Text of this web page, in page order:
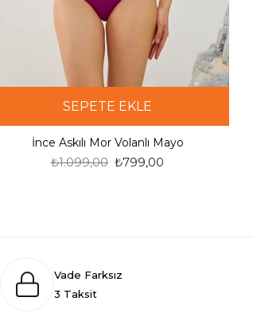
SEPETE EKLE
İnce Askılı Mor Volanlı Mayo
₺799,00
₺1.099,00
Vade Farksız
3 Taksit